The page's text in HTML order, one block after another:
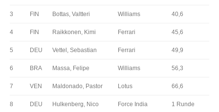
3 FIN Bottas, Valtteri Williams 40,6
4 FIN Raikkonen, Kimi Ferrari 45,6
5 DEU Vettel, Sebastian Ferrari 49,9
6 BRA Massa, Felipe Williams 56,3
7 VEN Maldonado, Pastor Lotus 66,6
8 DEU Hulkenberg, Nico Force India 1 Runde